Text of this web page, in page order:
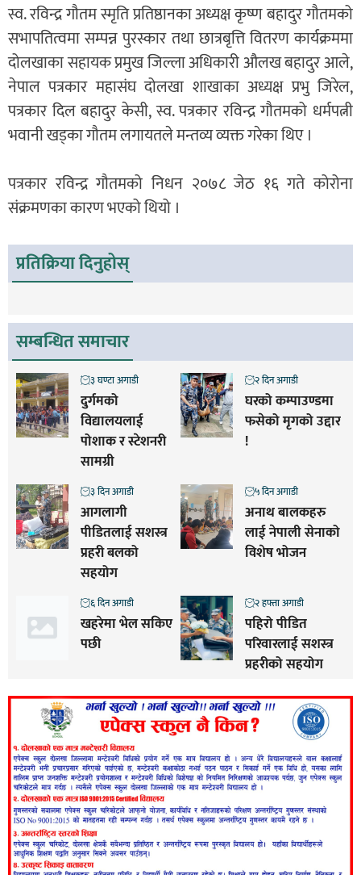
स्व. रविन्द्र गौतम स्मृति प्रतिष्ठानका अध्यक्ष कृष्ण बहादुर गौतमको
सभापतित्वमा सम्पन्न पुरस्कार तथा छात्रबृत्ति वितरण कार्यक्रममा
दोलखाका सहायक प्रमुख जिल्ला अधिकारी औलख बहादुर आले,
नेपाल पत्रकार महासंघ दोलखा शाखाका अध्यक्ष प्रभु जिरेल,
पत्रकार दिल बहादुर केसी, स्व. पत्रकार रविन्द्र गौतमको धर्मपत्नी
भवानी खड्का गौतम लगायतले मन्तव्य व्यक्त गरेका थिए ।
पत्रकार रविन्द्र गौतमको निधन २०७८ जेठ १६ गते कोरोना
संक्रमणका कारण भएको थियो ।
प्रतिक्रिया दिनुहोस्
सम्बन्धित समाचार
दुर्गमको
विद्यालयलाई
पोशाक र स्टेशनरी
सामग्री
३ घण्टा अगाडी
घरको कम्पाउण्डमा
फसेको मृगको उद्दार
!
२ दिन अगाडी
आगलागी
पीडितलाई सशस्त्र
प्रहरी बलको
सहयोग
३ दिन अगाडी
अनाथ बालकहरु
लाई नेपाली सेनाको
विशेष भोजन
५ दिन अगाडी
खहरेमा भेल सकिए
पछी
६ दिन अगाडी
पहिरो पीडित
परिवारलाई सशस्त्र
प्रहरीको सहयोग
२ हफ्ता अगाडी